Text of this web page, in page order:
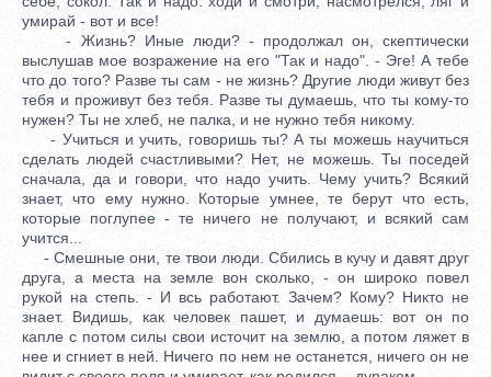
умирай - вот и все!
- Жизнь? Иные люди? - продолжал он, скептически
выслушав мое возражение на его "Так и надо". - Эге! А тебе
что до того? Разве ты сам - не жизнь? Другие люди живут без
тебя и проживут без тебя. Разве ты думаешь, что ты кому-то
нужен? Ты не хлеб, не палка, и не нужно тебя никому.
- Учиться и учить, говоришь ты? А ты можешь научиться
сделать людей счастливыми? Нет, не можешь. Ты поседей
сначала, да и говори, что надо учить. Чему учить? Всякий
знает, что ему нужно. Которые умнее, те берут что есть,
которые поглупее - те ничего не получают, и всякий сам
учится...
- Смешные они, те твои люди. Сбились в кучу и давят друг
друга, а места на земле вон сколько, - он широко повел
рукой на степь. - И всь работают. Зачем? Кому? Никто не
знает. Видишь, как человек пашет, и думаешь: вот он по
капле с потом силы свои источит на землю, а потом ляжет в
нее и сгниет в ней. Ничего по нем не останется, ничего он не